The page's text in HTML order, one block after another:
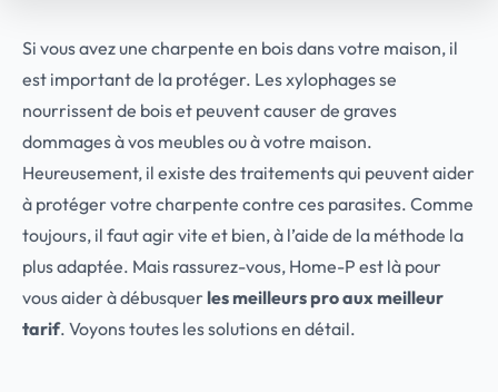
Si vous avez une charpente en bois dans votre maison, il
est important de la protéger. Les xylophages se
nourrissent de bois et peuvent causer de graves
dommages à vos meubles ou à votre maison.
Heureusement, il existe des traitements qui peuvent aider
à protéger votre charpente contre ces parasites. Comme
toujours, il faut agir vite et bien, à l’aide de la méthode la
plus adaptée. Mais rassurez-vous, Home-P est là pour
vous aider à débusquerles meilleurs pro aux meilleur
tarif. Voyons toutes les solutions en détail.